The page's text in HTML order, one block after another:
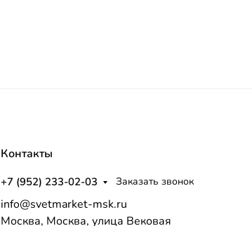
Контакты
+7 (952) 233-02-03 Заказать звонок
info@svetmarket-msk.ru
Москва, Москва, улица Вековая